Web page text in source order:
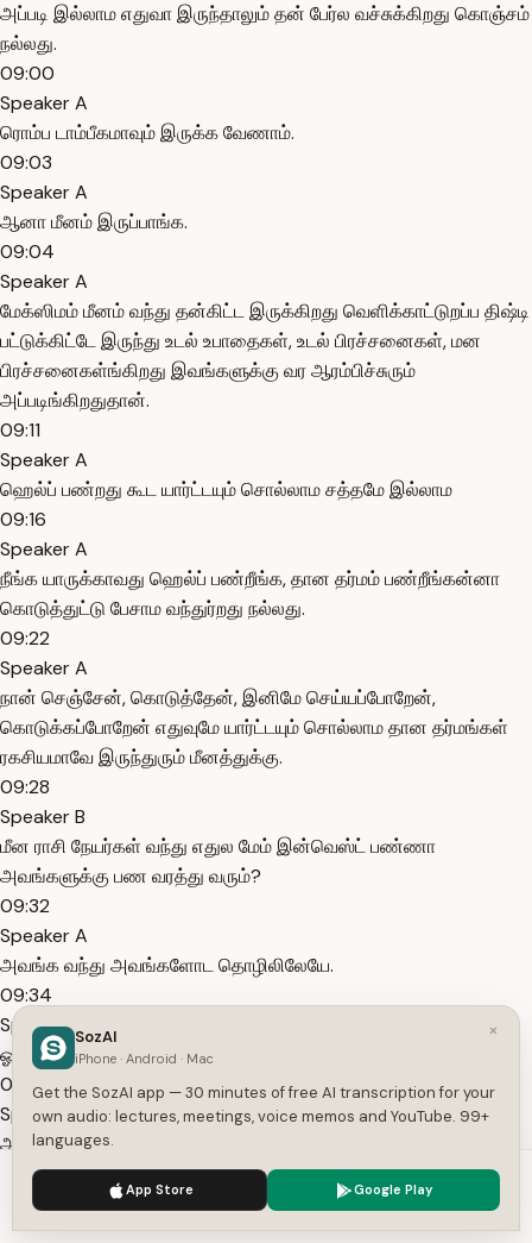
அப்படி இல்லாம எதுவா இருந்தாலும் தன் பேர்ல வச்சுக்கிறது கொஞ்சம்
நல்லது.
09:00
Speaker A
ரொம்ப டாம்பீகமாவும் இருக்க வேணாம்.
09:03
Speaker A
ஆனா மீனம் இருப்பாங்க.
09:04
Speaker A
மேக்ஸிமம் மீனம் வந்து தன்கிட்ட இருக்கிறது வெளிக்காட்டுறப்ப திஷ்டி
பட்டுக்கிட்டே இருந்து உடல் உபாதைகள், உடல் பிரச்சனைகள், மன
பிரச்சனைகள்ங்கிறது இவங்களுக்கு வர ஆரம்பிச்சுரும்
அப்படிங்கிறதுதான்.
09:11
Speaker A
ஹெல்ப் பண்றது கூட யார்ட்டயும் சொல்லாம சத்தமே இல்லாம
09:16
Speaker A
நீங்க யாருக்காவது ஹெல்ப் பண்றீங்க, தான தர்மம் பண்றீங்கன்னா
கொடுத்துட்டு பேசாம வந்துர்றது நல்லது.
09:22
Speaker A
நான் செஞ்சேன், கொடுத்தேன், இனிமே செய்யப்போறேன்,
கொடுக்கப்போறேன் எதுவுமே யார்ட்டயும் சொல்லாம தான தர்மங்கள்
ரகசியமாவே இருந்துரும் மீனத்துக்கு.
09:28
Speaker B
மீன ராசி நேயர்கள் வந்து எதுல மேம் இன்வெஸ்ட் பண்ணா
அவங்களுக்கு பண வரத்து வரும்?
09:32
Speaker A
அவங்க வந்து அவங்களோட தொழிலிலேயே.
09:34
Speaker B
ஓகே.
09:34
Speaker A
அவங்க தொழிலிலேயே இன்வெஸ்ட் பண்ணி தொழிலை டெவலப்
பண்றதுல அவங்க இன்வெஸ்ட் பண்ணிட்டே இருந்தாங்கன்னா க்ரோத்
வந்து அதுலயேதான் சுழன்று சுழன்று அவங்களுக்கு வரும்.
09:40
We use cookies to enhance your experience.
×
SozAI
iPhone · Android · Mac
Get the SozAI app — 30 minutes of free AI transcription for your
own audio: lectures, meetings, voice memos and YouTube. 99+
languages.
App Store Google Play